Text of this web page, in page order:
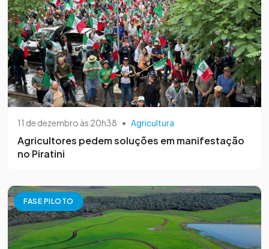
11 de dezembro às 20h38 • Agricultura
Agricultores pedem soluções em manifestação
no Piratini
FASE PILOTO